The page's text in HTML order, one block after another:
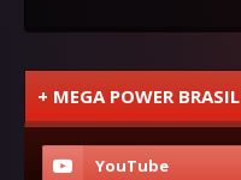
+ MEGA POWER BRASIL